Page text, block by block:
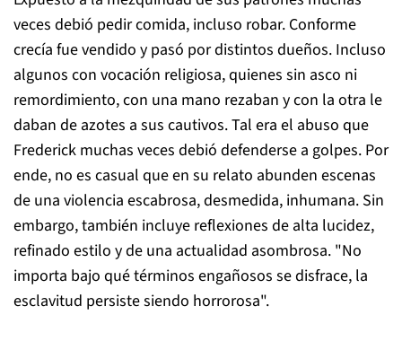
veces debió pedir comida, incluso robar. Conforme
crecía fue vendido y pasó por distintos dueños. Incluso
algunos con vocación religiosa, quienes sin asco ni
remordimiento, con una mano rezaban y con la otra le
daban de azotes a sus cautivos. Tal era el abuso que
Frederick muchas veces debió defenderse a golpes. Por
ende, no es casual que en su relato abunden escenas
de una violencia escabrosa, desmedida, inhumana. Sin
embargo, también incluye reflexiones de alta lucidez,
refinado estilo y de una actualidad asombrosa. "No
importa bajo qué términos engañosos se disfrace, la
esclavitud persiste siendo horrorosa".